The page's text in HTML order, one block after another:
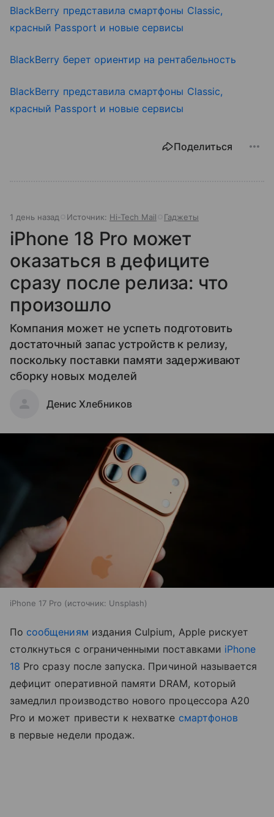
BlackBerry представила смартфоны Classic,
красный Passport и новые сервисы
BlackBerry берет ориентир на рентабельность
BlackBerry представила смартфоны Classic,
красный Passport и новые сервисы
Поделиться
1 день назад Источник: Hi-Tech Mail Гаджеты
iPhone 18 Pro может
оказаться в дефиците
сразу после релиза: что
произошло
Компания может не успеть подготовить
достаточный запас устройств к релизу,
поскольку поставки памяти задерживают
сборку новых моделей
Денис Хлебников
iPhone 17 Pro источник: Unsplash
По сообщениям издания Culpium, Apple рискует
столкнуться с ограниченными поставками iPhone
18 Pro сразу после запуска. Причиной называется
дефицит оперативной памяти DRAM, который
замедлил производство нового процессора A20
Pro и может привести к нехватке смартфонов
в первые недели продаж.